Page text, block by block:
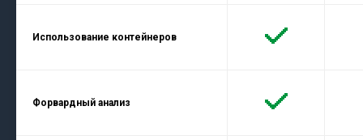
Использование контейнеров
Форвардный анализ